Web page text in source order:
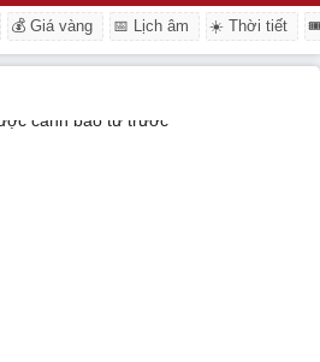
💰 Giá vàng 📅 Lịch âm ☀️ Thời tiết